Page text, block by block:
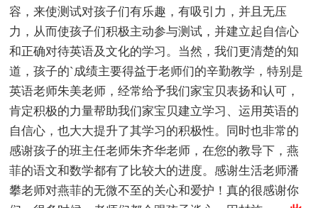
容，来使测试对孩子们有乐趣，有吸引力，并且无压
力，从而使孩子们积极主动参与测试，并建立起自信心
和正确对待英语及文化的学习。当然，我们更清楚的知
道，孩子的`成绩主要得益于老师们的辛勤教学，特别是
英语老师朱美老师，经常给予我们家宝贝表扬和认可，
肯定积极的力量帮助我们家宝贝建立学习、运用英语的
自信心，也大大提升了其学习的积极性。同时也非常的
感谢孩子的班主任老师朱齐华老师，在您的教导下，燕
菲的语文和数学都有了比较大的进度。感谢生活老师潘
攀老师对燕菲的无微不至的关心和爱护！真的很感谢你